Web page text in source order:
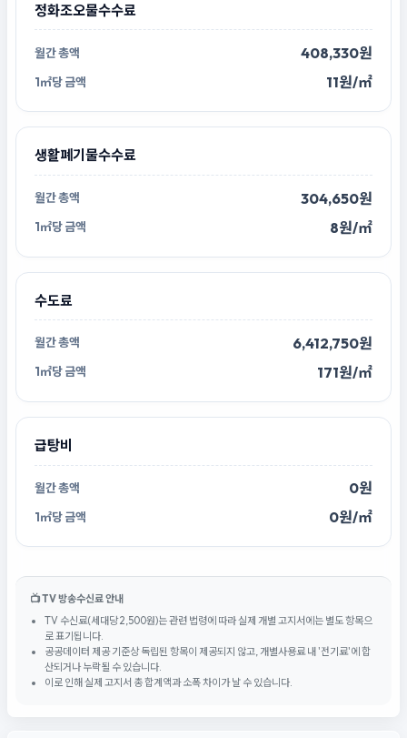
정화조오물수수료
408,330원
11원/㎡
생활폐기물수수료
304,650원
8원/㎡
수도료
6,412,750원
171원/㎡
급탕비
0원
0원/㎡
📺 TV 방송수신료 안내
TV 수신료(세대당 2,500원)는 관련 법령에 따라 실제 개별 고지서에는 별도 항목으
로 표기됩니다.
공공데이터 제공 기준상 독립된 항목이 제공되지 않고, 개별사용료 내 '전기료'에 합
산되거나 누락될 수 있습니다.
이로 인해 실제 고지서 총 합계액과 소폭 차이가 날 수 있습니다.